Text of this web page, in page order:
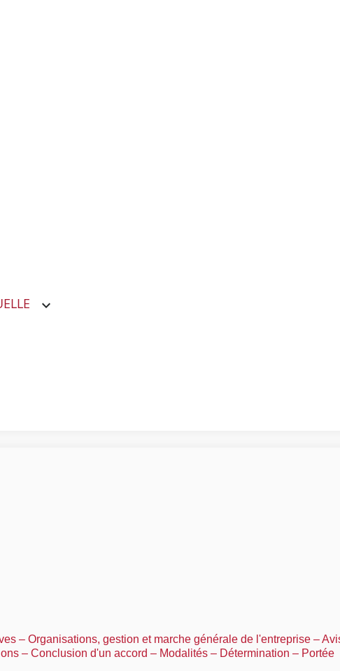
– Organisations, gestion et marche générale de l'entreprise –
– Conclusion d'un accord – Modalités – Détermination – Portée